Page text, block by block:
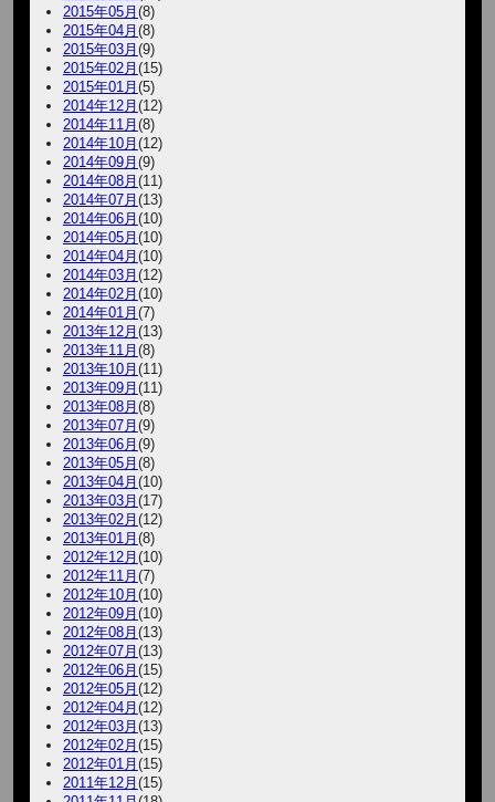
2015年05月(8)
2015年04月(8)
2015年03月(9)
2015年02月(15)
2015年01月(5)
2014年12月(12)
2014年11月(8)
2014年10月(12)
2014年09月(9)
2014年08月(11)
2014年07月(13)
2014年06月(10)
2014年05月(10)
2014年04月(10)
2014年03月(12)
2014年02月(10)
2014年01月(7)
2013年12月(13)
2013年11月(8)
2013年10月(11)
2013年09月(11)
2013年08月(8)
2013年07月(9)
2013年06月(9)
2013年05月(8)
2013年04月(10)
2013年03月(17)
2013年02月(12)
2013年01月(8)
2012年12月(10)
2012年11月(7)
2012年10月(10)
2012年09月(10)
2012年08月(13)
2012年07月(13)
2012年06月(15)
2012年05月(12)
2012年04月(12)
2012年03月(13)
2012年02月(15)
2012年01月(15)
2011年12月(15)